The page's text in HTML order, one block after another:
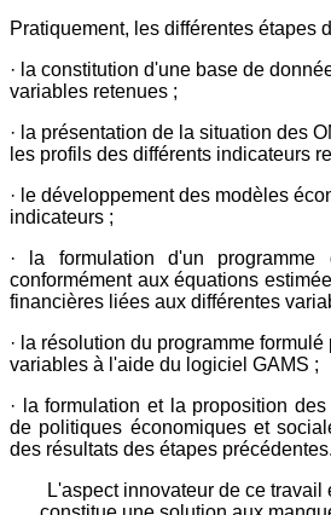
Pratiquement, les différentes étapes
· la constitution d'une base de
variables retenues ;
· la présentation de la situation des
les profils des différents indicateurs
· le développement des modèles
indicateurs ;
· la formulation d'un
conformément aux équations
financières liées aux différentes
· la résolution du programme
variables à l'aide du logiciel GAMS ;
· la formulation et la proposition
de politiques économiques et
des résultats des étapes précédentes.
L'aspect innovateur de ce